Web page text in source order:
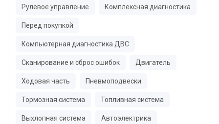
Рулевое управление Комплексная диагностика
Перед покупкой
Компьютерная диагностика ДВС
Сканирование и сброс ошибок Двигатель
Ходовая часть Пневмоподвески
Тормозная система Топливная система
Выхлопная система Автоэлектрика